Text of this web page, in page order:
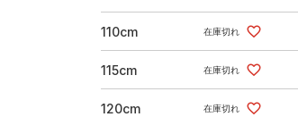
110cm 在庫切れ
115cm 在庫切れ
120cm 在庫切れ